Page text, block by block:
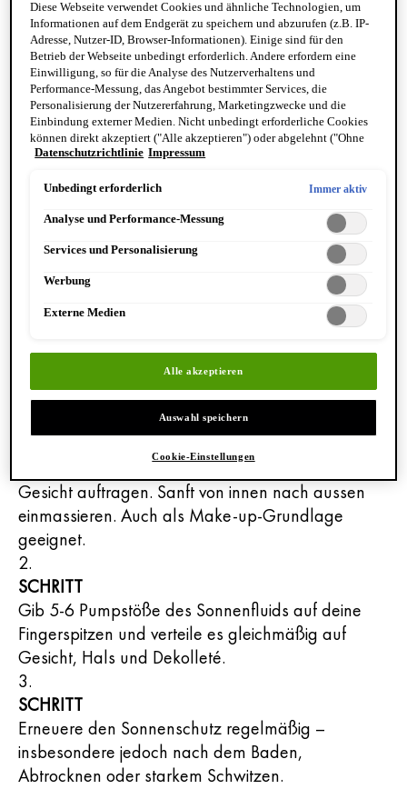
NIACINAMID
Beruhigt die Haut, verfeinert die Poren und mildert
Pigmentflecken – für einen ebenmässigen Teint.
Anwendung
täglichen Gesichtspflege auf das gereinigte
Gesicht auftragen. Sanft von innen nach aussen
einmassieren. Auch als Make-up-Grundlage
geeignet.
SCHRITT
Gib 5-6 Pumpstöße des Sonnenfluids auf deine
Fingerspitzen und verteile es gleichmäßig auf
Gesicht, Hals und Dekolleté.
SCHRITT
Erneuere den Sonnenschutz regelmäßig –
insbesondere jedoch nach dem Baden,
Abtrocknen oder starkem Schwitzen.
Diese Webseite verwendet Cookies und ähnliche Technologien, um
Informationen auf dem Endgerät zu speichern und abzurufen (z.B. IP-
Adresse, Nutzer-ID, Browser-Informationen). Einige sind für den
Betrieb der Webseite unbedingt erforderlich. Andere erfordern eine
Einwilligung, so für die Analyse des Nutzerverhaltens und
Performance-Messung, das Angebot bestimmter Services, die
Personalisierung der Nutzererfahrung, Marketingzwecke und die
Einbindung externer Medien. Nicht unbedingt erforderliche Cookies
können direkt akzeptiert ("Alle akzeptieren") oder abgelehnt ("Ohne
Einwilligung fortfahren") werden. Individuelle Anpassungen der
speichern"). Die Auswahl kann jederzeit unter dem Link "Cookie-
Datenschutzinformationen.
Datenschutzrichtlinie Impressum
Unbedingt erforderlich Immer aktiv
Analyse und Performance-Messung
Services und Personalisierung
Werbung
Externe Medien
Alle akzeptieren
Auswahl speichern
Cookie-Einstellungen